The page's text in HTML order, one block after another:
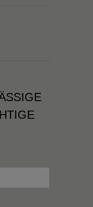
I
L